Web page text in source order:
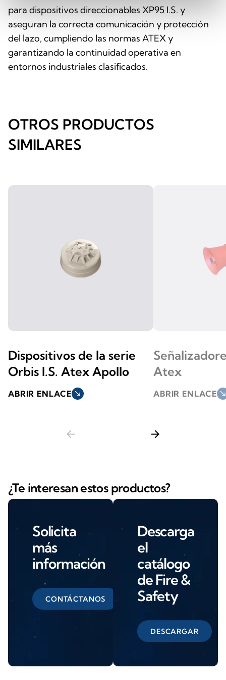
para dispositivos direccionables XP95 I.S. y
aseguran la correcta comunicación y protección
del lazo, cumpliendo las normas ATEX y
garantizando la continuidad operativa en
entornos industriales clasificados.
OTROS PRODUCTOS
SIMILARES
Dispositivos de la serie
Orbis I.S. Atex Apollo
ABRIR ENLACE south_east
Atex
ABRIR ENLACE
arrow_back arrow_forward
¿Te interesan estos productos?
Solicita
más
información
CONTÁCTANOS
Descarga
el
catálogo
de Fire &
Safety
DESCARGAR